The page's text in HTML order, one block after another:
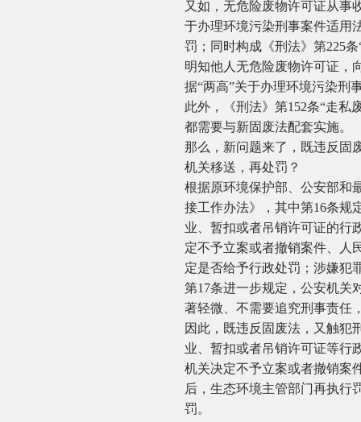
又如，无危险废物许可证从事
于办理环境污染刑事案件适用
罚；同时构成《刑法》第225
明知他人无危险废物许可证，
据“两高”关于办理环境污染刑
此外，《刑法》第152条“走私
都需要与新固废法配套实施。
那么，新问题来了，既违反固
机关移送，再处罚？
根据原环境保护部、公安部和
接工作办法》，其中第16条规
业、暂扣或者吊销许可证的行
定不予立案或者撤销案件、人
定是否给予行政处罚；涉嫌犯
第17条进一步规定，公安机关
著轻微、不需要追究刑事责任
因此，既违反固废法，又触犯
业、暂扣或者吊销许可证等行
机关决定不予立案或者撤销案
后，生态环境主管部门再执行
罚。